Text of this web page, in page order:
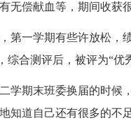
无偿献血等，期间收获
一学期有些许放松，绩
综合测评后，被评为“
期末班委换届的时候，
知道自己还有很多的不